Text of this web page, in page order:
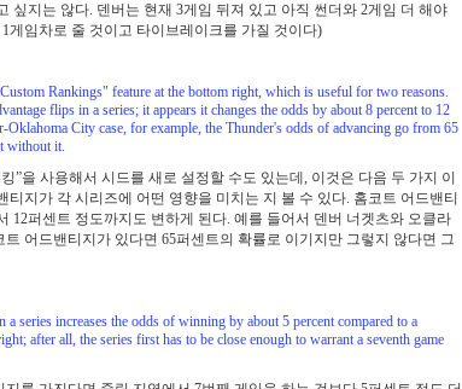
싶지는 않다. 덴버는 현재 3게임 뒤져 있고 아직 썬더와 2게임 더 해야
게임차로 줄 것이고 타이브레이크를 가질 것이다)
Rankings" feature at the bottom right, which is useful for two reasons.
flips in a series; it appears it changes the odds by about 8 percent to 12
Oklahoma City case, for example, the Thunder's odds of advancing go from 65
without it.
”을 사용해서 시드를 새로 설정할 수도 있는데, 이것은 다음 두 가지 이
지가 각 시리즈에 어떤 영향을 미치는 지 볼 수 있다. 홈코트 어드밴티
12퍼센트 정도까지도 변하게 된다. 예를 들어서 덴버 너겟츠와 오클라
어드밴티지가 있다면 65퍼센트의 확률로 이기지만 그렇지 않다면 그
series increases the odds of winning by about 5 percent compared to a
after all, the series first has to be close enough to warrant a seventh game